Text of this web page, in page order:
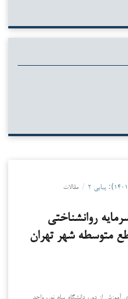
/ مقالات
روانشناختی
متوسطه شهر تهران
از دور، دانشگاه پیام نور، واحد